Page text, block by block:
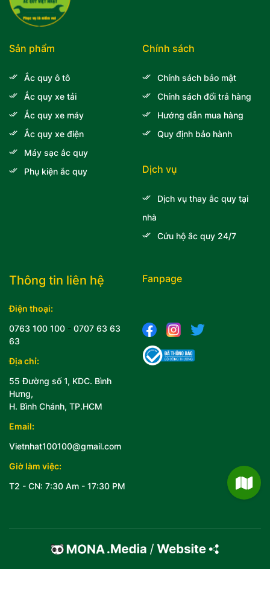
Thông tin liên hệ
Điện thoại:
0763 100 100 - 0707 63 63
63
Địa chỉ:
55 Đường số 1, KDC. Bình
Hưng,
H. Bình Chánh, TP.HCM
Email:
Vietnhat100100@gmail.com
Giờ làm việc:
T2 - CN: 7:30 Am - 17:30 PM
Sản phẩm
Ắc quy ô tô
Ắc quy xe tải
Ắc quy xe máy
Ắc quy xe điện
Máy sạc ắc quy
Phụ kiện ắc quy
Chính sách
Chính sách bảo mật
Chính sách đổi trả hàng
Hướng dẫn mua hàng
Quy định bảo hành
Dịch vụ
Dịch vụ thay ắc quy tại
nhà
Cứu hộ ắc quy 24/7
Fanpage